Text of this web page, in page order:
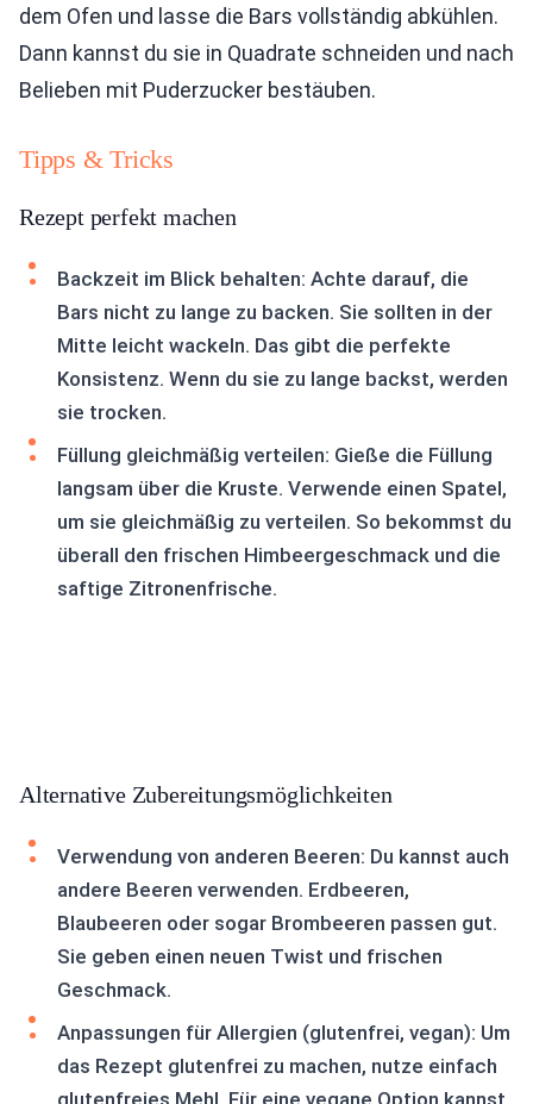
dem Ofen und lasse die Bars vollständig abkühlen.
Dann kannst du sie in Quadrate schneiden und nach
Belieben mit Puderzucker bestäuben.
Tipps & Tricks
Rezept perfekt machen
Backzeit im Blick behalten: Achte darauf, die
Bars nicht zu lange zu backen. Sie sollten in der
Mitte leicht wackeln. Das gibt die perfekte
Konsistenz. Wenn du sie zu lange backst, werden
sie trocken.
Füllung gleichmäßig verteilen: Gieße die Füllung
langsam über die Kruste. Verwende einen Spatel,
um sie gleichmäßig zu verteilen. So bekommst du
überall den frischen Himbeergeschmack und die
saftige Zitronenfrische.
Alternative Zubereitungsmöglichkeiten
Verwendung von anderen Beeren: Du kannst auch
andere Beeren verwenden. Erdbeeren,
Blaubeeren oder sogar Brombeeren passen gut.
Sie geben einen neuen Twist und frischen
Geschmack.
Anpassungen für Allergien (glutenfrei, vegan): Um
das Rezept glutenfrei zu machen, nutze einfach
glutenfreies Mehl. Für eine vegane Option kannst